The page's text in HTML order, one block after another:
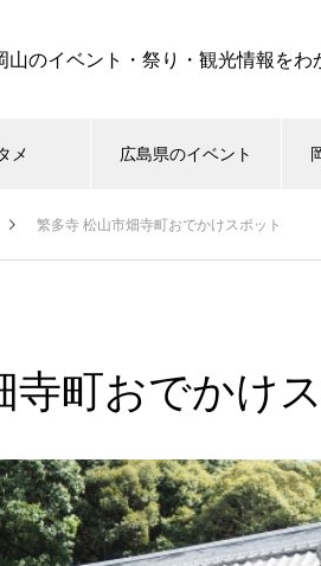
山のイベント・祭り・観光情報をわ
メ 広島県のイベント
繁多寺 松山市畑寺町おでかけスポット
寺町おでかけ